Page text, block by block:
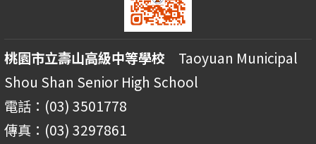
桃園市立壽山高級中等學校 Taoyuan Municipal
Shou Shan Senior High School
電話：(03) 3501778
傳真：(03) 3297861